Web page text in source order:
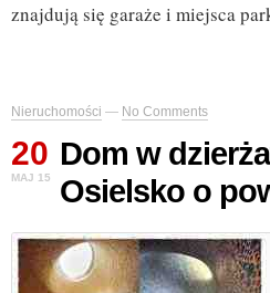
znajdują się garaże i
Nieruchomości — No Comments
20
MAJ 15
Dom w
Osielsko o